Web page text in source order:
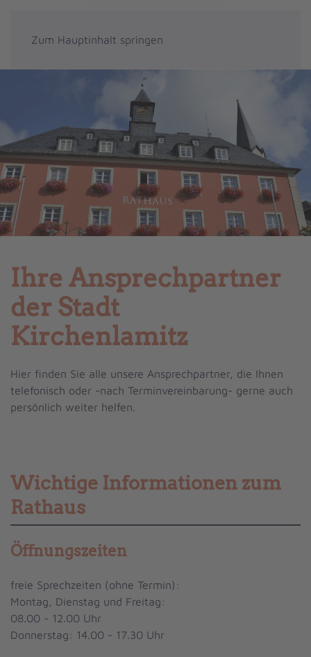
Zum Hauptinhalt springen
Ihre Ansprechpartner
der Stadt
Kirchenlamitz
Hier finden Sie alle unsere Ansprechpartner, die Ihnen
telefonisch oder -nach Terminvereinbarung- gerne auch
persönlich weiter helfen.
Wichtige Informationen zum
Rathaus
Öffnungszeiten
freie Sprechzeiten (ohne Termin):
Montag, Dienstag und Freitag:
08.00 - 12.00 Uhr
Donnerstag: 14.00 - 17.30 Uhr